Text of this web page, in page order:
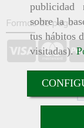
publicidad
sobre la
tus hábitos
visitadas).
Formas de pago